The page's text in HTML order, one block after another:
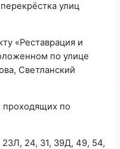
улиц
«Реставрация и
по улице
Светланский
проходящих по
24, 31, 39Д, 49, 54,